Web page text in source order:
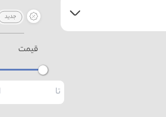
قیمت